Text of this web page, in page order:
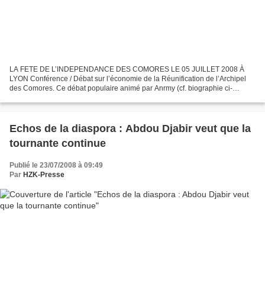
LA FETE DE L’INDEPENDANCE DES COMORES LE 05 JUILLET 2008 À
LYON Conférence / Débat sur l’économie de la Réunification de l’Archipel
des Comores. Ce débat populaire animé par Anrmy (cf. biographie ci-
Echos de la diaspora : Abdou Djabir veut que la
tournante continue
Publié le 23/07/2008 à 09:49
Par HZK-Presse